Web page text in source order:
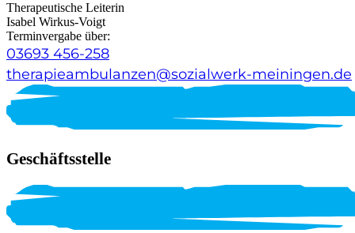
Therapeutische Leiterin
Isabel Wirkus-Voigt
Terminvergabe über:
03693 456-258
therapieambulanzen@sozialwerk-meiningen.de
Geschäftsstelle